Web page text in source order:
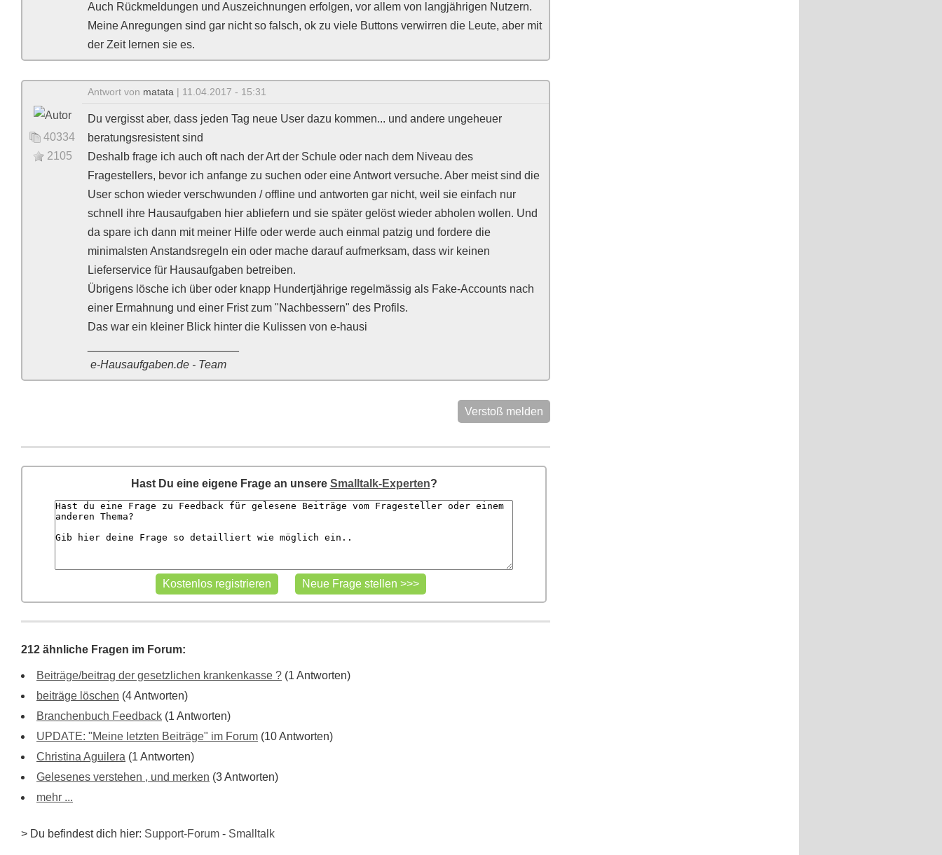
Auch Rückmeldungen und Auszeichnungen erfolgen, vor allem von langjährigen Nutzern.
Meine Anregungen sind gar nicht so falsch, ok zu viele Buttons verwirren die Leute, aber mit
der Zeit lernen sie es.
40334
2105
Antwort von matata | 11.04.2017 - 15:31
Du vergisst aber, dass jeden Tag neue User dazu kommen... und andere ungeheuer
beratungsresistent sind
Deshalb frage ich auch oft nach der Art der Schule oder nach dem Niveau des
Fragestellers, bevor ich anfange zu suchen oder eine Antwort versuche. Aber meist sind die
User schon wieder verschwunden / offline und antworten gar nicht, weil sie einfach nur
schnell ihre Hausaufgaben hier abliefern und sie später gelöst wieder abholen wollen. Und
da spare ich dann mit meiner Hilfe oder werde auch einmal patzig und fordere die
minimalsten Anstandsregeln ein oder mache darauf aufmerksam, dass wir keinen
Lieferservice für Hausaufgaben betreiben.
Übrigens lösche ich über oder knapp Hundertjährige regelmässig als Fake-Accounts nach
einer Ermahnung und einer Frist zum "Nachbessern" des Profils.
Das war ein kleiner Blick hinter die Kulissen von e-hausi
e-Hausaufgaben.de - Team
Verstoß melden
Hast Du eine eigene Frage an unsere Smalltalk-Experten?
212 ähnliche Fragen im Forum:
Beiträge/beitrag der gesetzlichen krankenkasse ? (1 Antworten)
beiträge löschen (4 Antworten)
Branchenbuch Feedback (1 Antworten)
UPDATE: "Meine letzten Beiträge" im Forum (10 Antworten)
Christina Aguilera (1 Antworten)
Gelesenes verstehen , und merken (3 Antworten)
mehr ...
> Du befindest dich hier: Support-Forum - Smalltalk